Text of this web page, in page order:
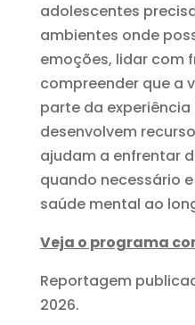
adolescentes
ambientes onde
emoções, lidar com
compreender que a
parte da
desenvolvem
ajudam a enfrentar
quando necessário
saúde mental ao
Veja o programa
Reportagem
2026.